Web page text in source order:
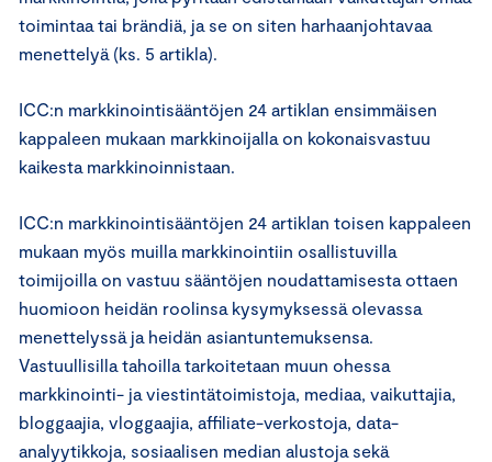
toimintaa tai brändiä, ja se on siten harhaanjohtavaa
menettelyä (ks. 5 artikla).
ICC:n markkinointisääntöjen 24 artiklan ensimmäisen
kappaleen mukaan markkinoijalla on kokonaisvastuu
kaikesta markkinoinnistaan.
ICC:n markkinointisääntöjen 24 artiklan toisen kappaleen
mukaan myös muilla markkinointiin osallistuvilla
toimijoilla on vastuu sääntöjen noudattamisesta ottaen
huomioon heidän roolinsa kysymyksessä olevassa
menettelyssä ja heidän asiantuntemuksensa.
Vastuullisilla tahoilla tarkoitetaan muun ohessa
markkinointi- ja viestintätoimistoja, mediaa, vaikuttajia,
bloggaajia, vloggaajia, affiliate-verkostoja, data-
analyytikkoja, sosiaalisen median alustoja sekä